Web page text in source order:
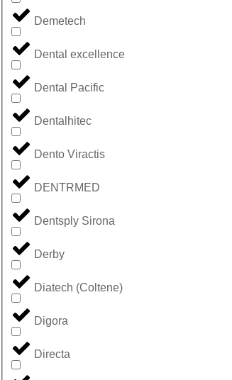
Demetech
Dental excellence
Dental Pacific
Dentalhitec
Dento Viractis
DENTRMED
Dentsply Sirona
Derby
Diatech (Coltene)
Digora
Directa